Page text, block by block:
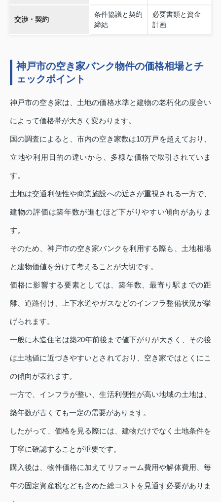
交渉・契約
条件協議と契約
締結
必要書類と資金
計画
神戸市の空き家バンク物件の価格相場とチ
ェックポイント
神戸市の空き家は、土地の価格水準と建物の老朽化の度合い
によって価格帯が大きく変わります。
国の調査によると、市内の空き家数は10万戸を超えており、
立地や利用目的の違いから、多様な価格で取引されていま
す。
土地は交通利便性や商業施設への近さが重視される一方で、
建物の評価は築年数が進むほど下がりやすい傾向がありま
す。
そのため、神戸市の空き家バンクを利用する際も、土地相場
と建物価値を分けて考えることが大切です。
価格に影響する要素としては、築年数、最寄り駅までの距
離、道路付け、上下水道やガスなどのインフラ整備状況が挙
げられます。
一般に木造住宅は築20年前後まで値下がりが大きく、その後
は土地値に近づきやすいとされており、空き家ではとくにこ
の傾向が表れます。
一方で、インフラが整い、生活利便性が高い地域の土地は、
築年数が古くても一定の需要があります。
したがって、価格を見る際には、建物だけでなく土地条件を
丁寧に確認することが重要です。
購入後は、物件価格に加えてリフォーム費用や解体費用、毎
年の固定資産税なども含めた総コストを見通す必要がありま